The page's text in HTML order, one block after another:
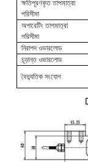
ক্ষতিপূরণকৃত তাপমাত্রা
পরিসীমা
অপারেটিং তাপমাত্রা
পরিসীমা
নিরাপদ ওভারলোড
চূড়ান্ত ওভারলোড
বৈদ্যুতিক সংযোগ